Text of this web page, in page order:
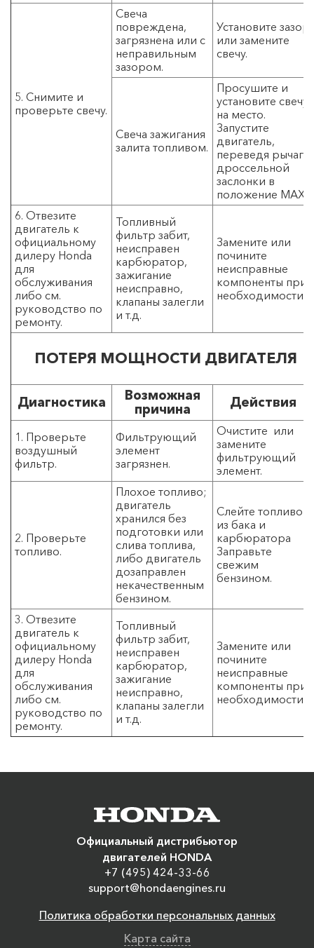
5. Снимите и
проверьте свечу.
Свеча
повреждена,
загрязнена или с
неправильным
зазором.
Установите зазор
или замените
свечу.
Свеча зажигания
залита топливом.
Просушите и
установите свечу
на место.
Запустите
двигатель,
переведя рычаг
дроссельной
заслонки в
положение MAX.
6. Отвезите
двигатель к
официальному
дилеру Honda
для
обслуживания
либо см.
руководство по
ремонту.
Топливный
фильтр забит,
неисправен
карбюратор,
зажигание
неисправно,
клапаны залегли
и т.д.
Замените или
почините
неисправные
компоненты при
необходимости.
ПОТЕРЯ МОЩНОСТИ ДВИГАТЕЛЯ
Диагностика
Возможная
причина
Действия
1. Проверьте
воздушный
фильтр.
Фильтрующий
элемент
загрязнен.
Очистите или
замените
фильтрующий
элемент.
2. Проверьте
топливо.
Плохое топливо;
двигатель
хранился без
подготовки или
слива топлива,
либо двигатель
дозаправлен
некачественным
бензином.
Слейте топливо
из бака и
карбюратора
Заправьте
свежим
бензином.
3. Отвезите
двигатель к
официальному
дилеру Honda
для
обслуживания
либо см.
руководство по
ремонту.
Топливный
фильтр забит,
неисправен
карбюратор,
зажигание
неисправно,
клапаны залегли
и т.д.
Замените или
почините
неисправные
компоненты при
необходимости.
Официальный дистрибьютор
двигателей HONDA
+7 (495) 424-33-66
support@hondaengines.ru
Политика обработки персональных данных
Карта сайта